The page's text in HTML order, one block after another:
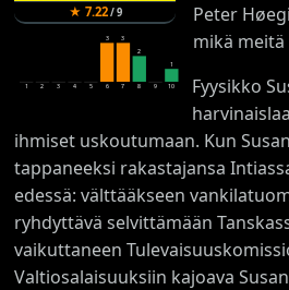
★ 7.22/9
1 2 3 4 5
3
6
3
7
2
8 9
1
10
Peter
mikä
Fyysikko
ihmiset uskoutumaan. Kun
tappaneeksi rakastajansa
edessä: välttääkseen
ryhdyttävä selvittämään
vaikuttaneen
Valtiosalaisuuksiin kajoava